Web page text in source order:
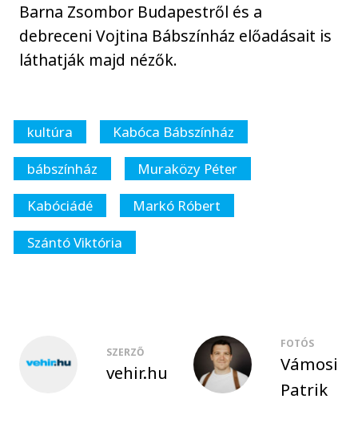
Barna Zsombor Budapestről és a
debreceni Vojtina Bábszínház előadásait is
láthatják majd nézők.
kultúra
Kabóca Bábszínház
bábszínház
Muraközy Péter
Kabóciádé
Markó Róbert
Szántó Viktória
SZERZŐ
vehir.hu
FOTÓS
Vámosi
Patrik